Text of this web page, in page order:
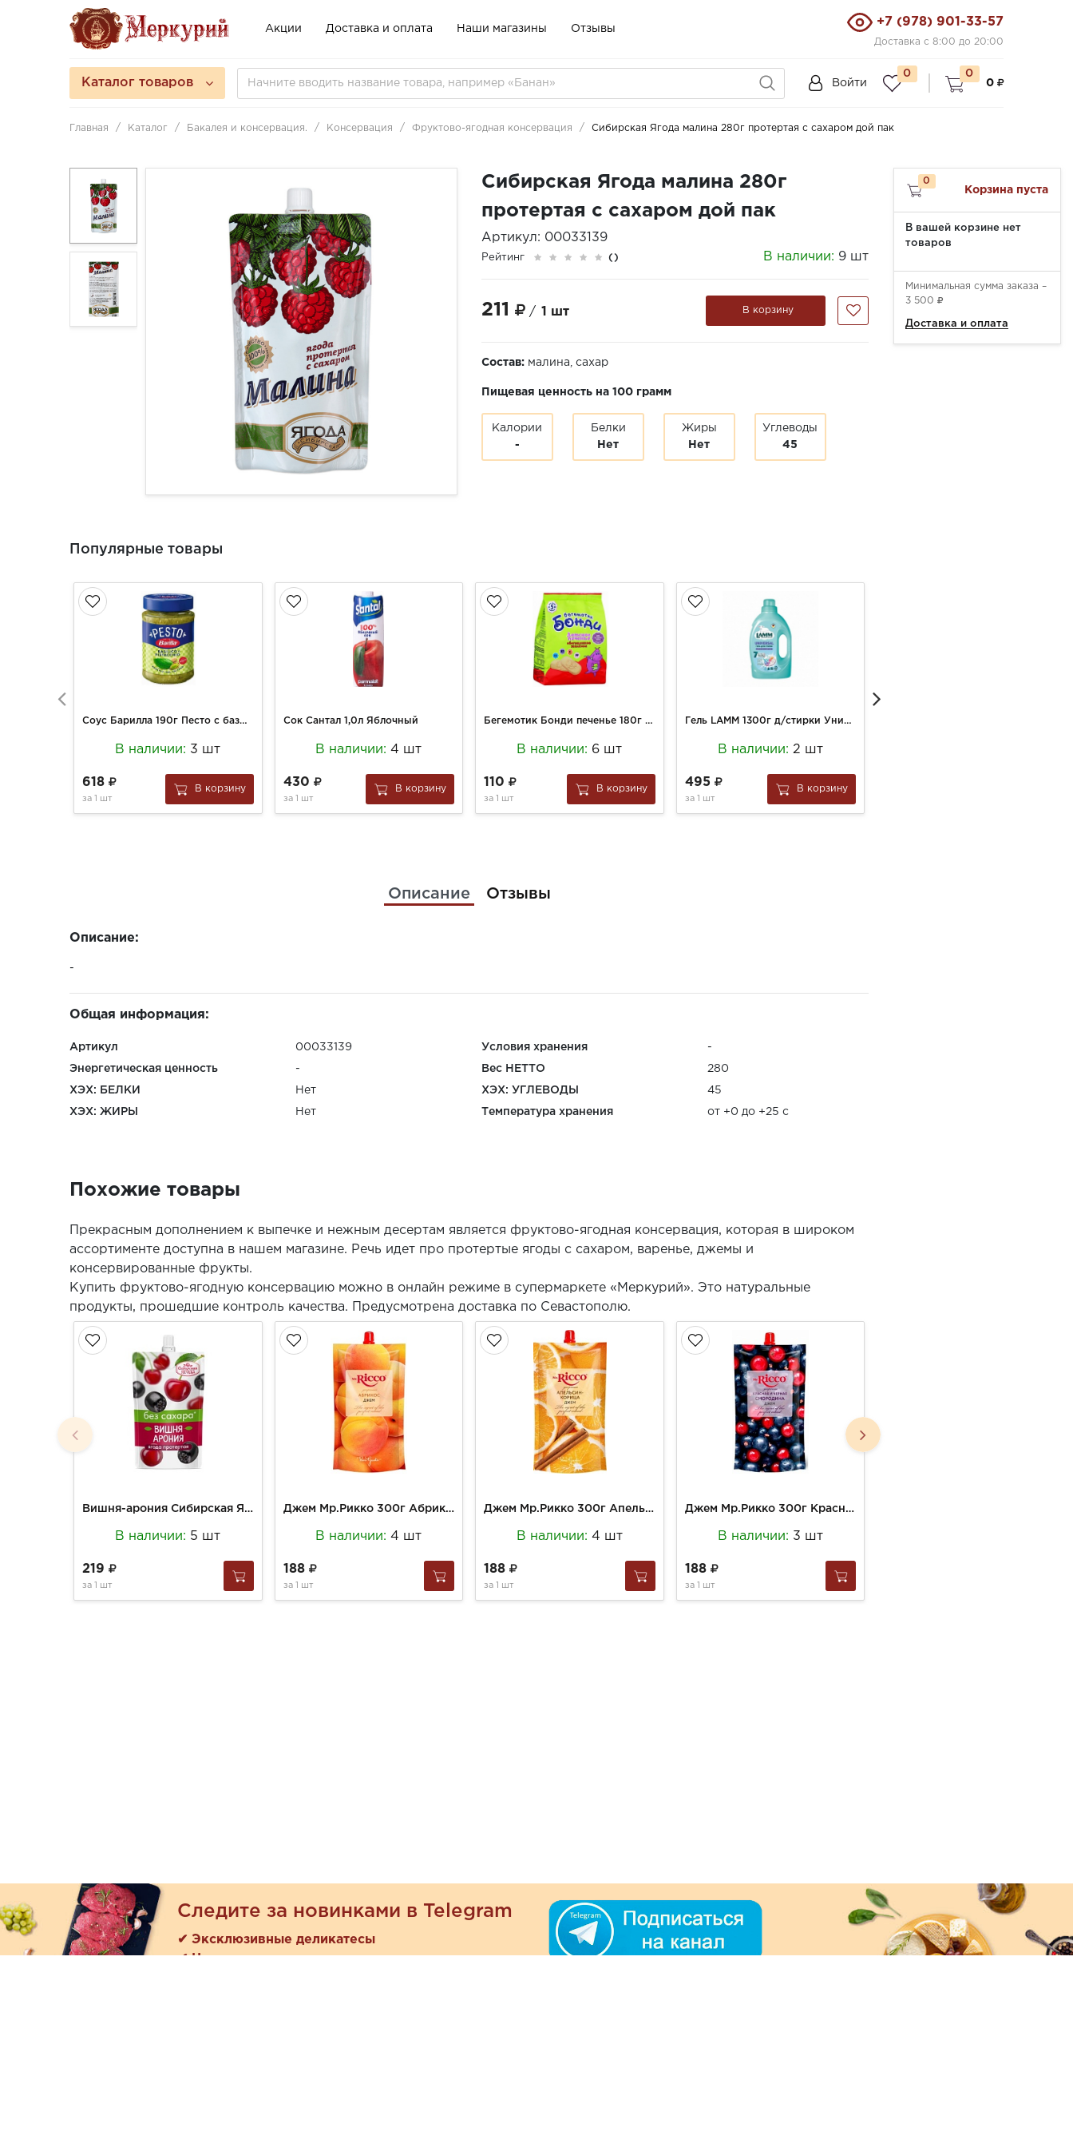
Акции Доставка и оплата Наши магазины Отзывы
+7 (978) 901-33-57
Доставка с 8:00 до 20:00
Каталог товаров Войти
0
0
0
Главная Каталог Бакалея и консервация. Консервация Фруктово-ягодная консервация Сибирская Ягода малина 280г протертая с сахаром дой пак
Сибирская Ягода малина 280г
протертая с сахаром дой пак
Артикул: 00033139
Рейтинг () В наличии: 9 шт
211 / 1 шт В корзину
Состав: малина, сахар
Пищевая ценность на 100 грамм
Калории
-
Белки
Нет
Жиры
Нет
Углеводы
45
Популярные товары
Соус Барилла 190г Песто с базиликом и фисташками
В наличии: 3 шт
618
за 1 шт
В корзину
Сок Сантал 1,0л Яблочный
В наличии:4 шт
430
за 1 шт
В корзину
Бегемотик Бонди печенье 180г обог.железом
В наличии: 6 шт
110
за 1 шт
В корзину
Гель LAMM 1300г д/стирки Универсал
В наличии: 2 шт
495
за 1 шт
В корзину
Описание Отзывы
Описание:
-
Общая информация:
Артикул 00033139 Условия хранения -
Энергетическая ценность - Вес НЕТТО 280
ХЭХ: БЕЛКИ Нет ХЭХ: УГЛЕВОДЫ 45
ХЭХ: ЖИРЫ Нет Температура хранения от +0 до +25 с
Похожие товары
Прекрасным дополнением к выпечке и нежным десертам является фруктово-ягодная консервация, которая в широком
ассортименте доступна в нашем магазине. Речь идет про протертые ягоды с сахаром, варенье, джемы и
консервированные фрукты.
Купить фруктово-ягодную консервацию можно в онлайн режиме в супермаркете «Меркурий». Это натуральные
продукты, прошедшие контроль качества. Предусмотрена доставка по Севастополю.
Вишня-арония Сибирская Ягода 250г протертые б/сахара д/п
В наличии: 5 шт
219
за 1 шт
Джем Мр.Рикко 300г Абрикос д./п
В наличии:4 шт
188
за 1 шт
Джем Мр.Рикко 300г Апельсин-корица д./п
В наличии: 4 шт
188
за 1 шт
Джем Мр.Рикко 300г Красная и черная смородина д./п
В наличии: 3 шт
188
за 1 шт
0
Корзина пуста
В вашей корзине нет
товаров
Минимальная сумма заказа –
3 500
Доставка и оплата
Следите за новинками в Telegram
✔ Эксклюзивные деликатесы
✔ Новые поступления